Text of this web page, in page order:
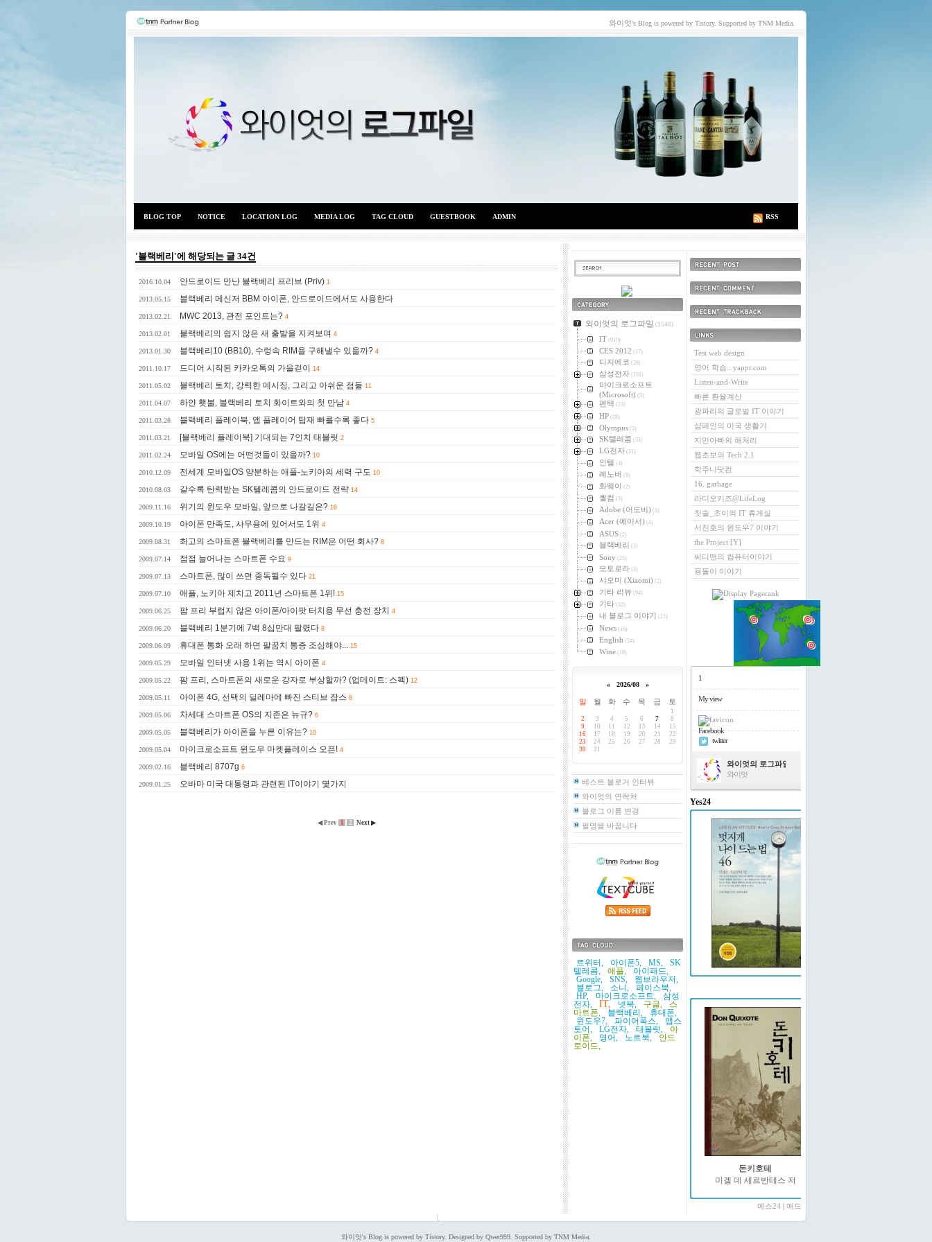
와이엇's Blog is powered by Tistory. Supported by TNM Media.
BLOG TOP NOTICE LOCATION LOG MEDIA LOG TAG CLOUD GUESTBOOK ADMIN RSS
'블랙베리'에 해당되는 글 34건
2016.10.04 안드로이드 만난 블랙베리 프리브 (Priv) 1
2013.05.15 블랙베리 메신저 BBM 아이폰, 안드로이드에서도 사용한다
2013.02.21 MWC 2013, 관전 포인트는? 4
2013.02.01 블랙베리의 쉽지 않은 새 출발을 지켜보며 4
2013.01.30 블랙베리10 (BB10), 수렁속 RIM을 구해낼수 있을까? 4
2011.10.17 드디어 시작된 카카오톡의 가을걷이 14
2011.05.02 블랙베리 토치, 강력한 메시징, 그리고 아쉬운 점들 11
2011.04.07 하얀 횃불, 블랙베리 토치 화이트와의 첫 만남 4
2011.03.28 블랙베리 플레이북, 앱 플레이어 탑재 빠를수록 좋다 5
2011.03.21 [블랙베리 플레이북] 기대되는 7인치 태블릿 2
2011.02.24 모바일 OS에는 어떤것들이 있을까? 10
2010.12.09 전세계 모바일OS 양분하는 애플-노키아의 세력 구도 10
2010.08.03 갈수록 탄력받는 SK텔레콤의 안드로이드 전략 14
2009.11.16 위기의 윈도우 모바일, 앞으로 나갈길은? 16
2009.10.19 아이폰 만족도, 사무용에 있어서도 1위 4
2009.08.31 최고의 스마트폰 블랙베리를 만드는 RIM은 어떤 회사? 8
2009.07.14 점점 늘어나는 스마트폰 수요 9
2009.07.13 스마트폰, 많이 쓰면 중독될수 있다 21
2009.07.10 애플, 노키아 제치고 2011년 스마트폰 1위! 15
2009.06.25 팜 프리 부럽지 않은 아이폰/아이팟 터치용 무선 충전 장치 4
2009.06.20 블랙베리 1분기에 7백 8십만대 팔렸다 8
2009.06.09 휴대폰 통화 오래 하면 팔꿈치 통증 조심해야... 15
2009.05.29 모바일 인터넷 사용 1위는 역시 아이폰 4
2009.05.22 팜 프리, 스마트폰의 새로운 강자로 부상할까? (업데이트: 스펙) 12
2009.05.11 아이폰 4G, 선택의 딜레마에 빠진 스티브 잡스 8
2009.05.06 차세대 스마트폰 OS의 지존은 뉴규? 6
2009.05.05 블랙베리가 아이폰을 누른 이유는? 10
2009.05.04 마이크로소프트 윈도우 마켓플레이스 오픈! 4
2009.02.16 블랙베리 8707g 6
2009.01.25 오바마 미국 대통령과 관련된 IT이야기 몇가지
◀ Prev 1 2 Next ▶
카테고리
와이엇의 로그파일 (1548)
IT (910)
CES 2012 (17)
디지에코 (28)
삼성전자 (191)
마이크로소프트
(Microsoft) (5)
팬택 (23)
HP (28)
Olympus (3)
SK텔레콤 (53)
LG전자 (21)
인텔 (4)
레노버 (8)
화웨이 (2)
퀄컴 (3)
Adobe (어도비) (3)
Acer (에이서) (4)
ASUS (2)
블랙베리 (3)
Sony (25)
모토로라 (3)
샤오미 (Xiaomi) (2)
기타 리뷰 (94)
기타 (32)
내 블로그 이야기 (21)
News (16)
English (24)
Wine (19)
« 2026/08 »
일 월 화 수 목 금 토
1
2
3 4 5 6 7
8
9
10 11 12 13 14
15
16
17 18 19 20 21
22
23
24 25 26 27 28
29
30
31
베스트 블로거 인터뷰
와이엇의 연락처
블로그 이름 변경
필명을 바꿉니다
태그목록
트위터, 아이폰5, MS,
SK
텔레콤,
애플,
아이패드,
Google,
SNS,
웹브라우저,
블로그,
소니,
페이스북,
HP,
마이크로소프트,
삼성
전자,
IT, 넷북, 구글,
스
마트폰,
블랙베리,
휴대폰,
윈도우7,
파이어폭스,
앱스
토어,
LG전자, 태블릿,
아
이폰,
영어, 노트북,
안드
로이드,
링크
Test web design
영어 학습...yappr.com
Listen-and-Write
빠른 환율계산
광파리의 글로벌 IT 이야기
샴페인의 미국 생활기
지민아빠의 해처리
웹초보의 Tech 2.1
학주니닷컴
16. garbage
라디오키즈@LifeLog
칫솔_초이의 IT 휴게실
서진호의 윈도우7 이야기
the Project [Y]
씨디맨의 컴퓨터이야기
용돌이 이야기
1
My view
Facebook
twitter
와이엇의 로그파일
와이엇
Yes24
돈키호테
미겔 데 세르반테스 저
예스24 | 애드온2
와이엇's Blog is powered by Tistory. Designed by Qwer999. Supported by TNM Media.